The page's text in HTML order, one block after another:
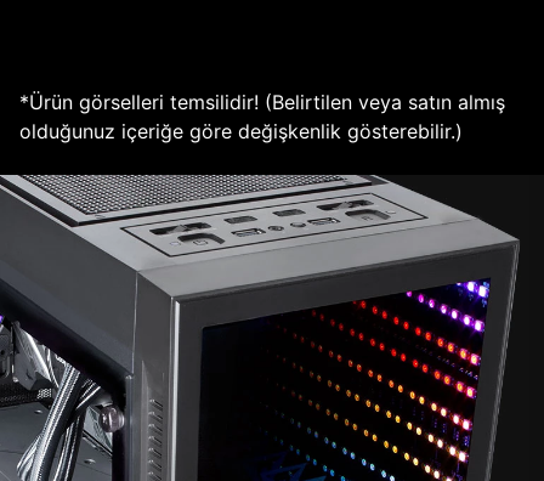
*Ürün görselleri temsilidir! (Belirtilen veya satın almış
olduğunuz içeriğe göre değişkenlik gösterebilir.)